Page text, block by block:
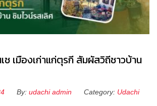
ช เมืองเก่าแก่ตุรกี สัมผัสวิถีชาวบ้าน
By: udachi admin Category: Udachi